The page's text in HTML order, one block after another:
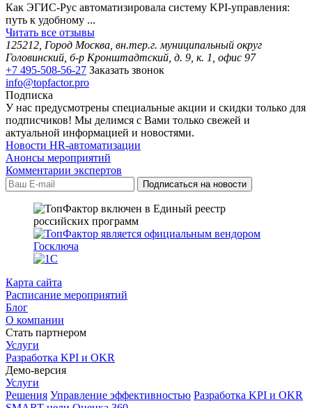
Как ЭГИС-Рус автоматизировала систему KPI-управления:
путь к удобному ...
Читать все отзывы
125212, Город Москва, вн.тер.г. муниципальный округ
Головинский, б-р Кронштадтский, д. 9, к. 1, офис 97
+7 495-508-56-27 Заказать звонок
info@topfactor.pro
Подписка
У нас предусмотрены специальные акции и скидки только для
подписчиков! Мы делимся с Вами только свежей и
актуальной информацией и новостями.
Новости HR-автоматизации
Анонсы мероприятий
Комментарии экспертов
Карта сайта
Расписание мероприятий
Блог
О компании
Стать партнером
Услуги
Разработка KPI и OKR
Демо-версия
Услуги
Решения Управление эффективностью Разработка KPI и OKR